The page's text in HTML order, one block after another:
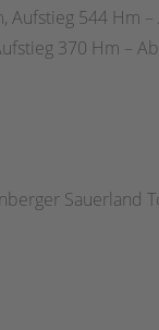
Aufstieg 544 Hm
370 Hm –
Sauerland